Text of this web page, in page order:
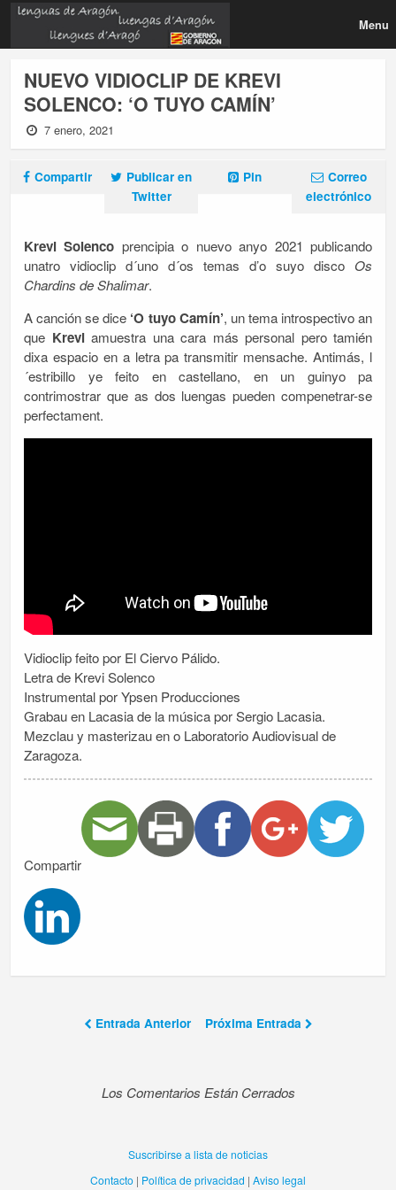
Menu
NUEVO VIDIOCLIP DE KREVI
SOLENCO: ‘O TUYO CAMÍN’
7 enero, 2021
Compartir
Publicar en
Twitter
Pin
Correo
electrónico
Krevi Solenco prencipia o nuevo anyo 2021 publicando
unatro vidioclip d´uno d´os temas d’o suyo disco Os
Chardins de Shalimar.
A canción se dice ‘O tuyo Camín’, un tema introspectivo an
que Kreviamuestra una cara más personal pero tamién
dixa espacio en a letra pa transmitir mensache. Antimás, l
´estribillo ye feito en castellano, en un guinyo pa
contrimostrar que as dos luengas pueden compenetrar-se
perfectament.
Vidioclip feito por El Ciervo Pálido.
Letra de Krevi Solenco
Instrumental por Ypsen Producciones
Grabau en Lacasia de la música por Sergio Lacasia.
Mezclau y masterizau en o Laboratorio Audiovisual de
Zaragoza.
Compartir
Entrada Anterior Próxima Entrada
Los Comentarios Están Cerrados
Suscribirse a lista de noticias
Contacto | Política de privacidad | Aviso legal